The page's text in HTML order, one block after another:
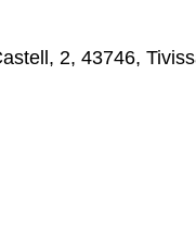
2, 43746,